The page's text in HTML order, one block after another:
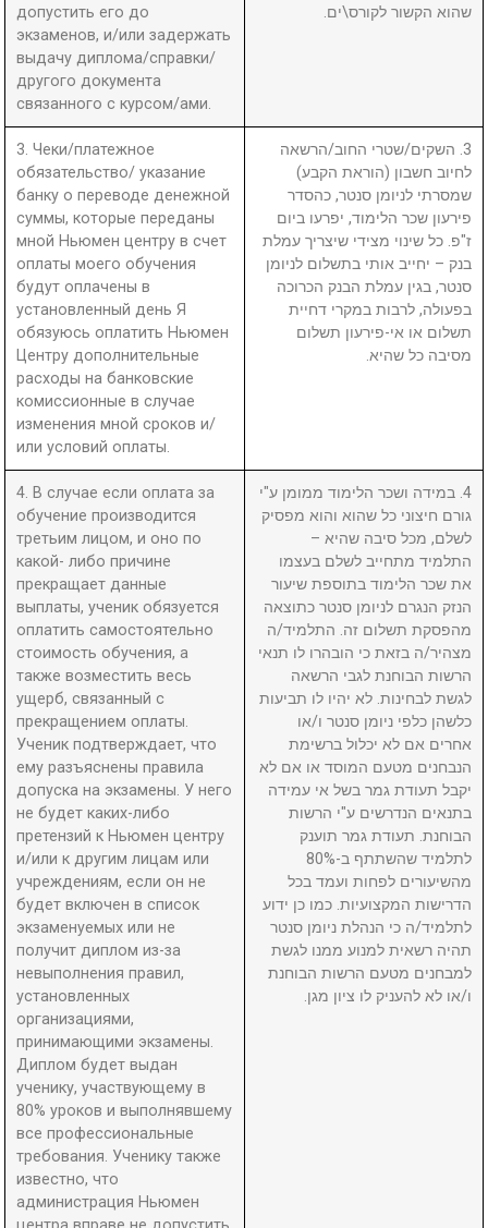
допустить его до
экзаменов, и/или задержать
выдачу диплома/справки/
другого документа
связанного с курсом/ами.
שהוא הקשור לקורס\ים.
3. Чеки/платежное
обязательство/ указание
банку о переводе денежной
суммы, которые переданы
мной Ньюмен центру в счет
оплаты моего обучения
будут оплачены в
установленный день Я
обязуюсь оплатить Ньюмен
Центру дополнительные
расходы на банковские
комиссионные в случае
изменения мной сроков и/
или условий оплаты.
3. השקים/שטרי החוב/הרשאה
לחיוב חשבון (הוראת הקבע)
שמסרתי לניומן סנטר, כהסדר
פירעון שכר הלימוד, יפרעו ביום
ז"פ. כל שינוי מצידי שיצריך עמלת
בנק – יחייב אותי בתשלום לניומן
סנטר, בגין עמלת הבנק הכרוכה
בפעולה, לרבות במקרי דחיית
תשלום או אי-פירעון תשלום
מסיבה כל שהיא.
4. В случае если оплата за
обучение производится
третьим лицом, и оно по
какой- либо причине
прекращает данные
выплаты, ученик обязуется
оплатить самостоятельно
стоимость обучения, а
также возместить весь
ущерб, связанный с
прекращением оплаты.
Ученик подтверждает, что
ему разъяснены правила
допуска на экзамены. У него
не будет каких-либо
претензий к Ньюмен центру
и/или к другим лицам или
учреждениям, если он не
будет включен в список
экзаменуемых или не
получит диплом из-за
невыполнения правил,
установленных
организациями,
принимающими экзамены.
Диплом будет выдан
ученику, участвующему в
80% уроков и выполнявшему
все профессиональные
требования. Ученику также
известно, что
администрация Ньюмен
4. במידה ושכר הלימוד ממומן ע"י
גורם חיצוני כל שהוא והוא מפסיק
לשלם, מכל סיבה שהיא –
התלמיד מתחייב לשלם בעצמו
את שכר הלימוד בתוספת שיעור
הנזק הנגרם לניומן סנטר כתוצאה
מהפסקת תשלום זה. התלמיד/ה
מצהיר/ה בזאת כי הובהרו לו תנאי
הרשות הבוחנת לגבי הרשאה
לגשת לבחינות. לא יהיו לו תביעות
כלשהן כלפי ניומן סנטר ו/או
אחרים אם לא יכלול ברשימת
הנבחנים מטעם המוסד או אם לא
יקבל תעודת גמר בשל אי עמידה
בתנאים הנדרשים ע"י הרשות
הבוחנת. תעודת גמר תוענק
לתלמיד שהשתתף ב-80%
מהשיעורים לפחות ועמד בכל
הדרישות המקצועיות. כמו כן ידוע
לתלמיד/ה כי הנהלת ניומן סנטר
תהיה רשאית למנוע ממנו לגשת
למבחנים מטעם הרשות הבוחנת
ו/או לא להעניק לו ציון מגן.